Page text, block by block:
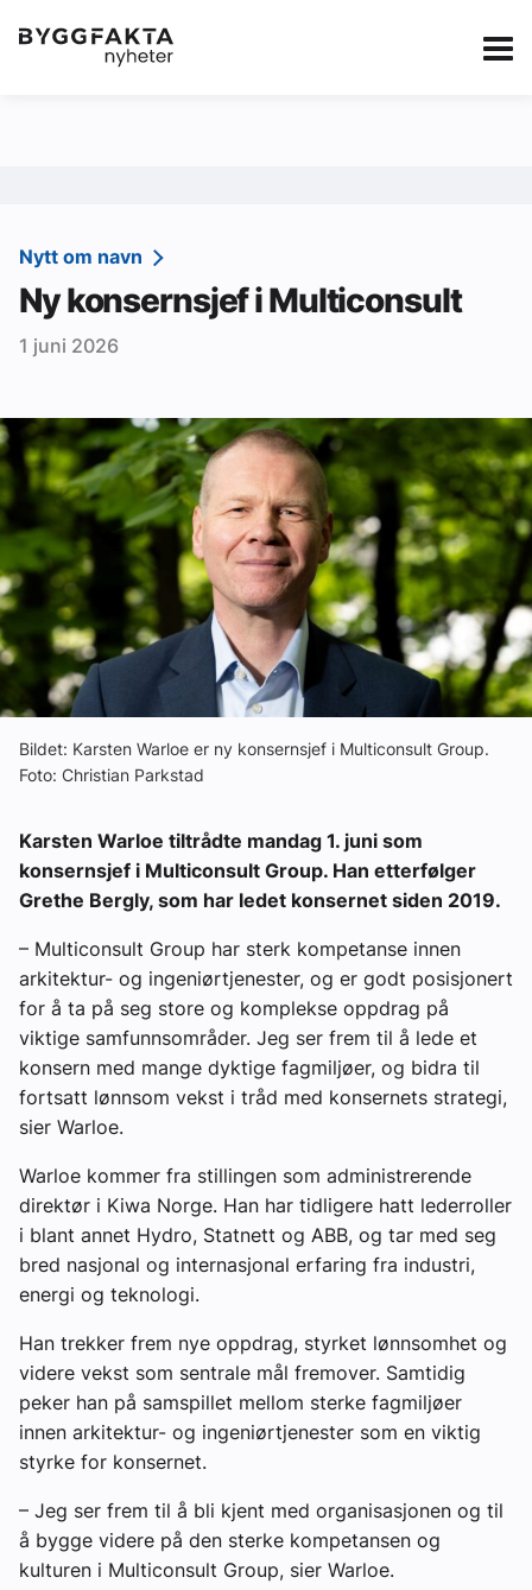
Kategorier Jobbmarkedet Annonsere i
Redaksjonen
Om Byggfakta
Annonsere
Kontakt oss
Tips oss
Ledige stillinger
eBlad
Aktivitetskalender
Bransjekommentar
Nyheter
Aktuelle prosjekter
Nytt om navn
Ny konsernsjef i Multiconsult
1 juni 2026
Bildet: Karsten Warloe er ny konsernsjef i Multiconsult Group.
Foto: Christian Parkstad
Karsten Warloe tiltrådte mandag 1. juni som
konsernsjef i Multiconsult Group. Han etterfølger
Grethe Bergly, som har ledet konsernet siden 2019.
– Multiconsult Group har sterk kompetanse innen
arkitektur- og ingeniørtjenester, og er godt posisjonert
for å ta på seg store og komplekse oppdrag på
viktige samfunnsområder. Jeg ser frem til å lede et
konsern med mange dyktige fagmiljøer, og bidra til
fortsatt lønnsom vekst i tråd med konsernets strategi,
sier Warloe.
Warloe kommer fra stillingen som administrerende
direktør i Kiwa Norge. Han har tidligere hatt lederroller
i blant annet Hydro, Statnett og ABB, og tar med seg
bred nasjonal og internasjonal erfaring fra industri,
energi og teknologi.
Han trekker frem nye oppdrag, styrket lønnsomhet og
videre vekst som sentrale mål fremover. Samtidig
peker han på samspillet mellom sterke fagmiljøer
innen arkitektur- og ingeniørtjenester som en viktig
styrke for konsernet.
– Jeg ser frem til å bli kjent med organisasjonen og til
å bygge videre på den sterke kompetansen og
kulturen i Multiconsult Group, sier Warloe.